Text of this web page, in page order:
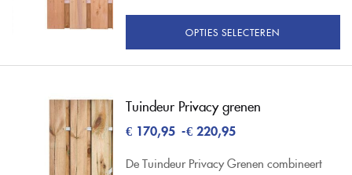
OPTIES SELECTEREN
Tuindeur Privacy grenen
€170,95 -€220,95
De Tuindeur Privacy Grenen combineert